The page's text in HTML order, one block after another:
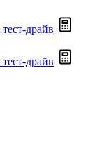
драйв
драйв